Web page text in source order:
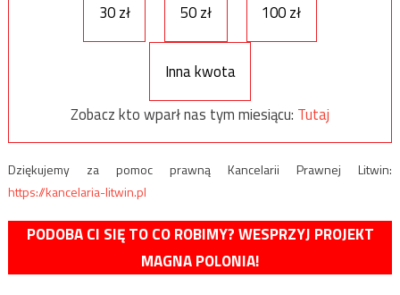
30 zł
50 zł 100 zł
Inna kwota
Zobacz kto wparł nas tym miesiącu: Tutaj
Dziękujemy za pomoc prawną Kancelarii Prawnej Litwin:
https://kancelaria-litwin.pl
PODOBA CI SIĘ TO CO ROBIMY? WESPRZYJ PROJEKT
MAGNA POLONIA!